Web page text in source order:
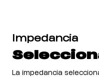
Impedancia
La impedancia